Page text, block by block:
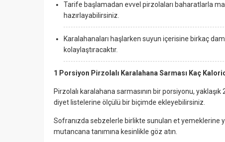
Tarife başlamadan evvel pirzolaları baharatlarla
hazırlayabilirsiniz.
Karalahanaları haşlarken suyun içerisine birkaç
kolaylaştıracaktır.
1 Porsiyon Pirzolalı Karalahana Sarması Kaç
Pirzolalı karalahana sarmasının bir porsiyonu,
diyet listelerine ölçülü bir biçimde ekleyebilirsiniz.
Sofranızda sebzelerle birlikte sunulan et yemeklerine
mutancana tanımına kesinlikle göz atın.